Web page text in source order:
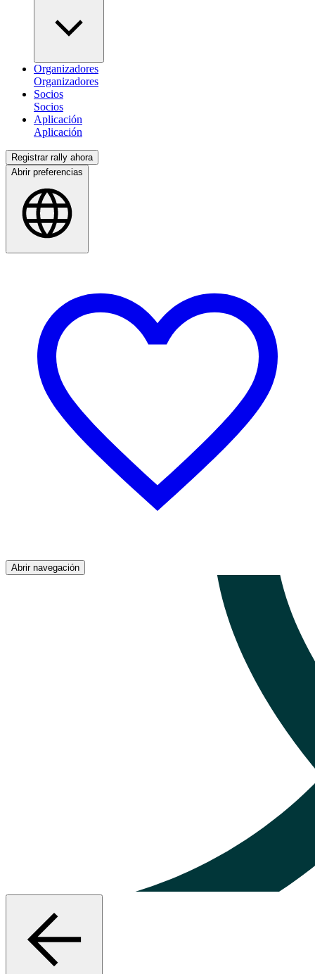
Organizadores
Socios
Aplicación
Registrar rally ahora
Abrir preferencias
Abrir navegación